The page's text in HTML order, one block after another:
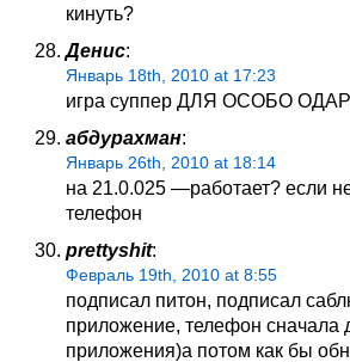
кинуть?
Денис:
Январь 18th, 2010 at 17:23
игра суппер ДЛЯ ОСОБО
абдурахман:
Январь 26th, 2010 at 18:14
на 21.0.025 —работает? если
телефон
prettyshit:
Февраль 19th, 2010 at 8:55
подписал питон, подписал
приложение, телефон сначала
приложения)а потом как бы